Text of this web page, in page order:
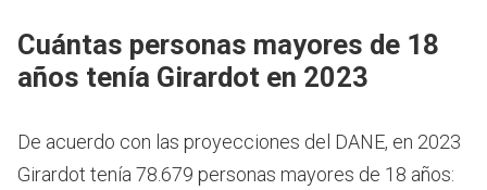
Cuántas personas mayores de 18
años tenía Girardot en 2023
De acuerdo con las proyecciones del DANE, en 2023
Girardot tenía 78.679 personas mayores de 18 años: